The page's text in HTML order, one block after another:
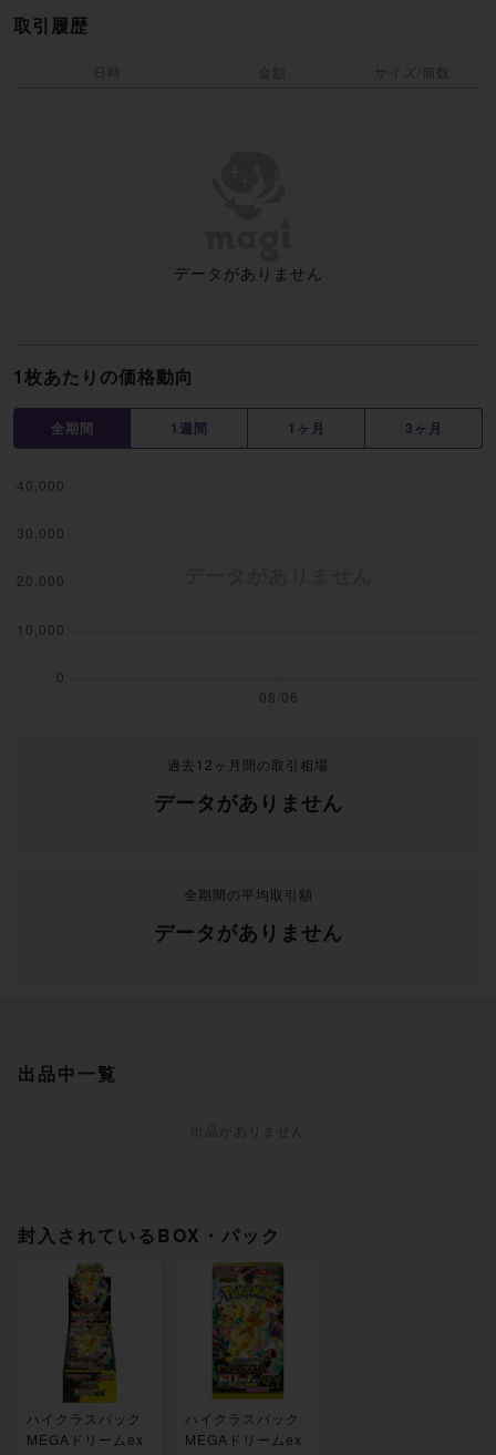
1枚あたりの価格動向
全期間 1週間 1ヶ月 3ヶ月
過去12ヶ月間の取引相場
データがありません
全期間の平均取引額
データがありません
取引履歴
日時 金額 サイズ/個数
データがありません
出品中一覧
封入されているBOX・パック
ハイクラスパック
MEGAドリームex
ハイクラスパック
MEGAドリームex